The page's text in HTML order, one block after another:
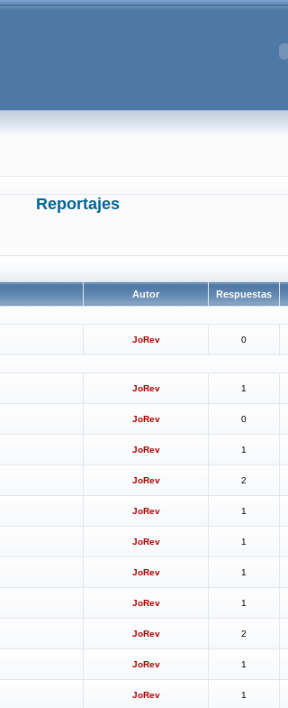
Reportajes
Autor Respuestas
JoRev 0
JoRev 1
JoRev 0
JoRev 1
JoRev 2
JoRev 1
JoRev 1
JoRev 1
JoRev 1
JoRev 2
JoRev 1
JoRev 1